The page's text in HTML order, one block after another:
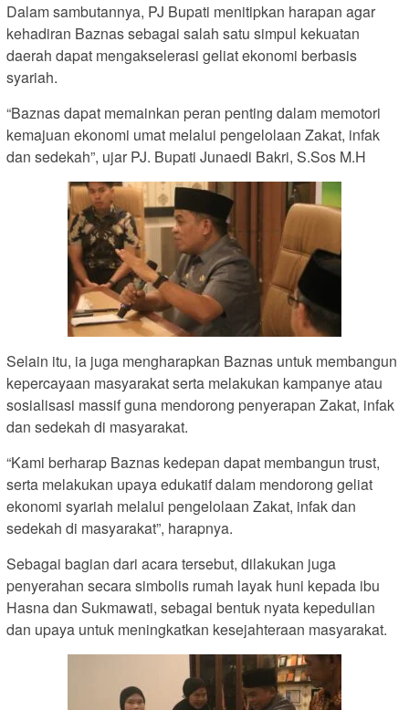
Dalam sambutannya, PJ Bupati menitipkan harapan agar
kehadiran Baznas sebagai salah satu simpul kekuatan
daerah dapat mengakselerasi geliat ekonomi berbasis
syariah.
“Baznas dapat memainkan peran penting dalam memotori
kemajuan ekonomi umat melalui pengelolaan Zakat, infak
dan sedekah”, ujar PJ. Bupati Junaedi Bakri, S.Sos M.H
Selain itu, ia juga mengharapkan Baznas untuk membangun
kepercayaan masyarakat serta melakukan kampanye atau
sosialisasi massif guna mendorong penyerapan Zakat, infak
dan sedekah di masyarakat.
“Kami berharap Baznas kedepan dapat membangun trust,
serta melakukan upaya edukatif dalam mendorong geliat
ekonomi syariah melalui pengelolaan Zakat, infak dan
sedekah di masyarakat”, harapnya.
Sebagai bagian dari acara tersebut, dilakukan juga
penyerahan secara simbolis rumah layak huni kepada ibu
Hasna dan Sukmawati, sebagai bentuk nyata kepedulian
dan upaya untuk meningkatkan kesejahteraan masyarakat.